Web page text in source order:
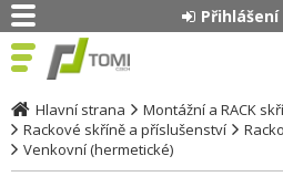
Přihlášení
Hlavní strana
Montážní a RACK
Rackové skříně a příslušenství
Venkovní (hermetické)